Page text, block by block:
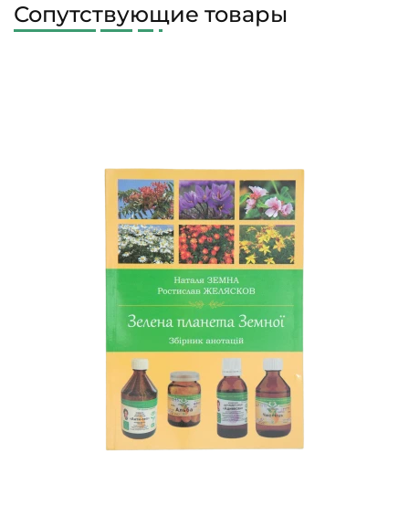
Сопутствующие товары